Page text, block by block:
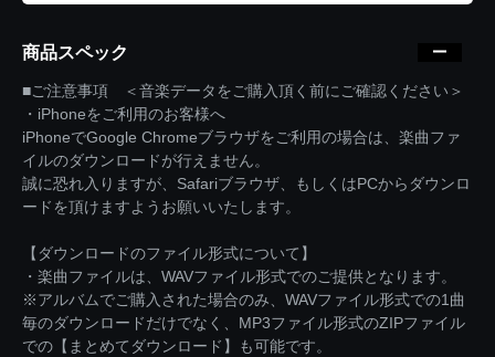
商品スペック
■ご注意事項 ＜音楽データをご購入頂く前にご確認ください＞
・iPhoneをご利用のお客様へ
iPhoneでGoogle Chromeブラウザをご利用の場合は、楽曲ファ
イルのダウンロードが行えません。
誠に恐れ入りますが、Safariブラウザ、もしくはPCからダウンロ
ードを頂けますようお願いいたします。
【ダウンロードのファイル形式について】
・楽曲ファイルは、WAVファイル形式でのご提供となります。
※アルバムでご購入された場合のみ、WAVファイル形式での1曲
毎のダウンロードだけでなく、MP3ファイル形式のZIPファイル
での【まとめてダウンロード】も可能です。